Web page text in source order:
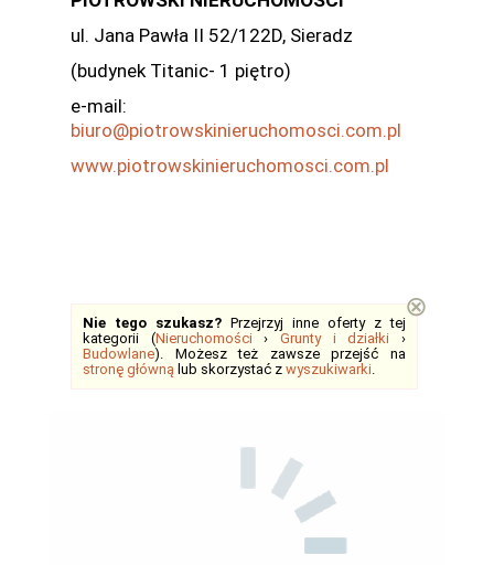
ul. Jana Pawła II 52/122D, Sieradz
(budynek Titanic- 1 piętro)
e-mail:
biuro@piotrowskinieruchomosci.com.pl
www.piotrowskinieruchomosci.com.pl
Nie tego szukasz? Przejrzyj inne oferty z tej
kategorii (Nieruchomości›Grunty i działki ›
Budowlane). Możesz też zawsze przejść na
stronę główną lub skorzystać z wyszukiwarki.
⊗